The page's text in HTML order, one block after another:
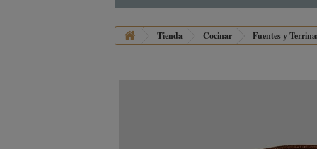
Tienda Cocinar Fuentes y